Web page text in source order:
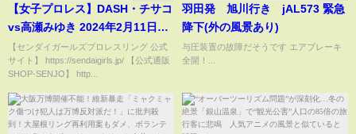
【女子プロレス】DASH・チサコ
vs高瀬みゆき 2024年2月11日新
宿FACE
【センダイガールズプロレスリング 公式
サイト】 https://sendaigirls.jp/ 【公式通販
SHOP-SENJO】 http...
羽田発 旭川行き jAL573 緊急
降下(外の風景あり)
与圧装置の故障だそうです エアブレーキ
全開！...